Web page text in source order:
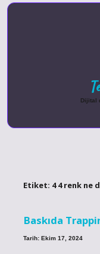
Dijital
Etiket: 4 4 renk ne
Baskıda
Tarih: Ekim 17, 2024